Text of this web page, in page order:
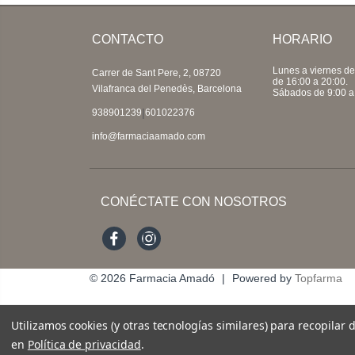
CONTACTO
Carrer de Sant Pere, 2, 08720
Vilafranca del Penedès, Barcelona
938901239|601022376
info@farmaciaamado.com
HORARIO
Lunes a viernes
de 16:00 a 20:00.
Sábados de 9:00
CONÉCTATE CON NOSOTROS
FacebookInstagram
© 2026 Farmacia Amadó | Powered by Topfarma
Utilizamos cookies (y otras tecnologías similares) para
en Política de privacidad.